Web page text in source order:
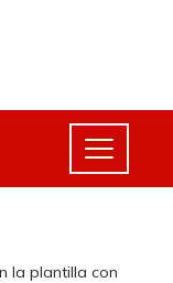
la plantilla con